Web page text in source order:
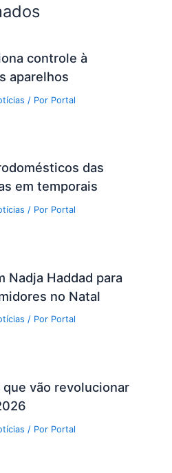
controle à
aparelhos
/ Por Portal
das
em temporais
/ Por Portal
Nadja Haddad para
no Natal
/ Por Portal
vão revolucionar
/ Por Portal